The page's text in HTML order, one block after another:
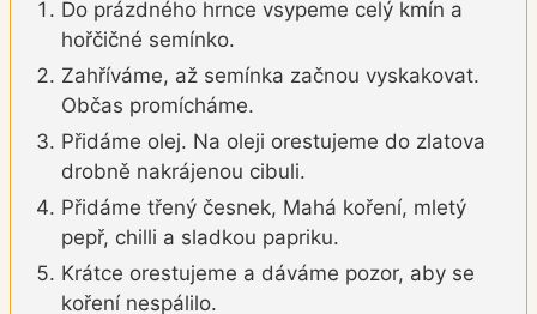
Do prázdného hrnce vsypeme celý kmín a
hořčičné semínko.
Zahříváme, až semínka začnou vyskakovat.
Občas promícháme.
Přidáme olej. Na oleji orestujeme do zlatova
drobně nakrájenou cibuli.
Přidáme třený česnek, Mahá koření, mletý
pepř, chilli a sladkou papriku.
Krátce orestujeme a dáváme pozor, aby se
koření nespálilo.